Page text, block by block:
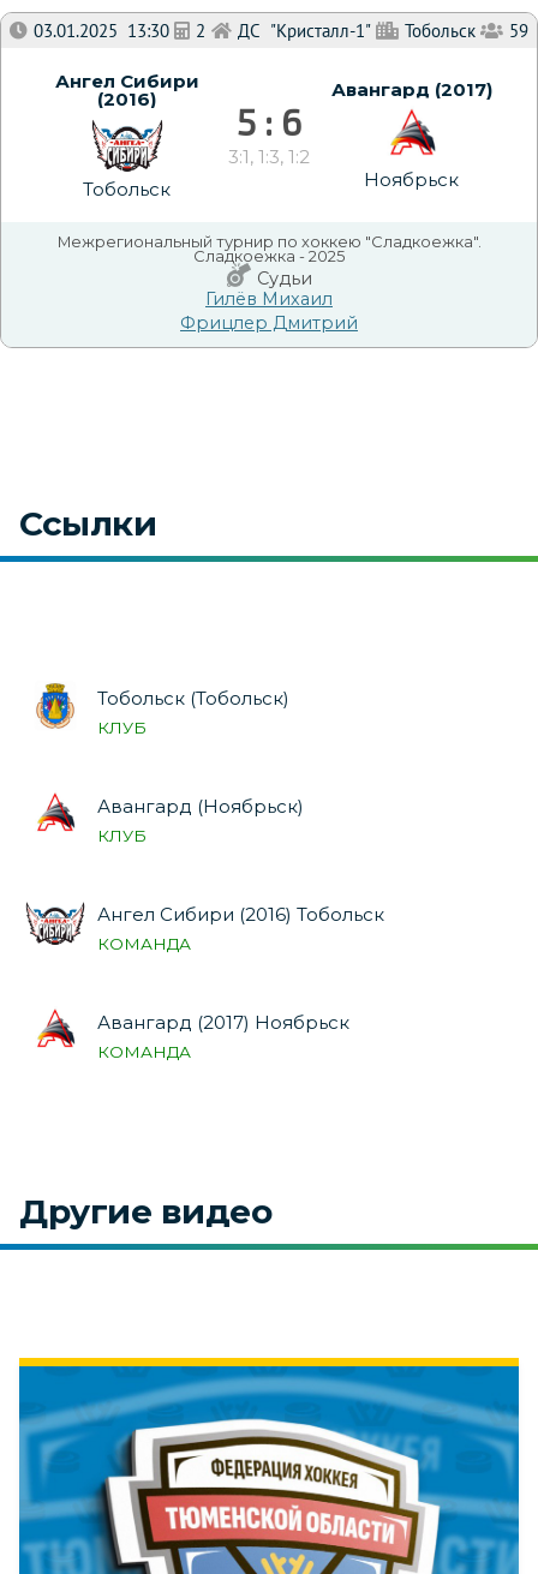
03.01.2025 13:30 2 ДС "Кристалл-1" Тобольск 59
Ангел Сибири
(2016)
Тобольск
5 : 6
3:1, 1:3, 1:2
Авангард (2017)
Ноябрьск
Межрегиональный турнир по хоккею "Сладкоежка".
Сладкоежка - 2025
Судьи
Гилёв Михаил
Фрицлер Дмитрий
Ссылки
Тобольск (Тобольск)
КЛУБ
Авангард (Ноябрьск)
КЛУБ
Ангел Сибири (2016) Тобольск
КОМАНДА
Авангард (2017) Ноябрьск
КОМАНДА
Другие видео